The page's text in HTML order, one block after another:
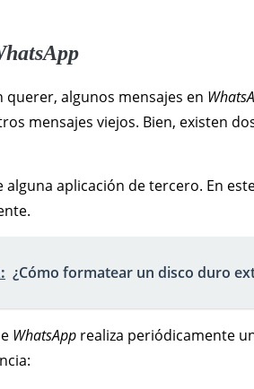
algunos mensajes en
mensajes viejos. Bien, existen
aplicación de tercero. En
¿Cómo formatear un disco duro
WhatsApp realiza periódicamente